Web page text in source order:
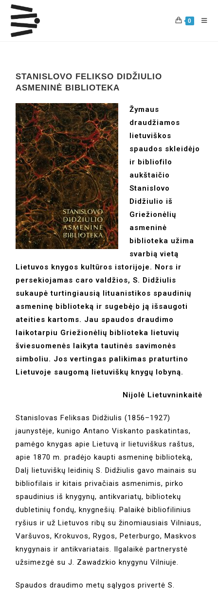
0
STANISLOVO FELIKSO DIDŽIULIO
ASMENINĖ BIBLIOTEKA
Žymaus
draudžiamos
lietuviškos
spaudos skleidėjo
ir bibliofilo
aukštaičio
Stanislovo
Didžiulio iš
Griežionėlių
asmeninė
biblioteka užima
svarbią vietą
Lietuvos knygos kultūros istorijoje. Nors ir
persekiojamas caro valdžios, S. Didžiulis
sukaupė turtingiausią lituanistikos spaudinių
asmeninę biblioteką ir sugebėjo ją išsaugoti
ateities kartoms. Jau spaudos draudimo
laikotarpiu Griežionėlių biblioteka lietuvių
šviesuomenės laikyta tautinės savimonės
simboliu. Jos vertingas palikimas praturtino
Lietuvoje saugomą lietuviškų knygų lobyną.
Nijolė Lietuvninkaitė
Stanislovas Feliksas Didžiulis (1856–1927)
jaunystėje, kunigo Antano Viskanto paskatintas,
pamėgo knygas apie Lietuvą ir lietuviškus raštus,
apie 1870 m. pradėjo kaupti asmeninę biblioteką,
Dalį lietuviškų leidinių S. Didžiulis gavo mainais su
bibliofilais ir kitais privačiais asmenimis, pirko
spaudinius iš knygynų, antikvariatų, bibliotekų
dubletinių fondų, knygnešių. Palaikė bibliofilinius
ryšius ir už Lietuvos ribų su žinomiausiais Vilniaus,
Varšuvos, Krokuvos, Rygos, Peterburgo, Maskvos
knygynais ir antikvariatais. Ilgalaikė partnerystė
užsimezgė su J. Zawadzkio knygynu Vilniuje.
Spaudos draudimo metų sąlygos privertė S.